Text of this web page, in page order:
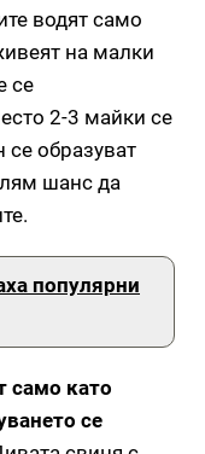
водят само
на малки
се
2-3 майки се
се образуват
шанс да
популярни
само като
се